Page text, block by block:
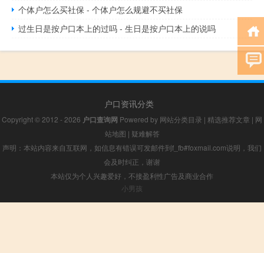
个体户怎么买社保 - 个体户怎么规避不买社保
过生日是按户口本上的过吗 - 生日是按户口本上的说吗
户口资讯分类
Copyright © 2012 - 2026 户口查询网 Powered by 网站分类目录 | 精选推荐文章 | 网
站地图 | 疑难解答
声明：本站内容来自互联网，如信息有错误可发邮件到f_fb#foxmail.com说明，我们
会及时纠正，谢谢
本站仅为个人兴趣爱好，不接盈利性广告及商业合作
小男孩